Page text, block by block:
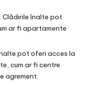
: Clădirile înalte pot
ar fi apartamente
pot oferi acces la
cum ar fi centre
agrement.